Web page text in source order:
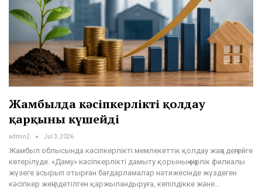
Жамбылда кәсіпкерлікті қолдау
қарқыны күшейді
admin2 Jul 3, 2026
Жамбыл облысында кәсіпкерлікті мемлекеттік қолдау жаңа деңгейге
көтерілуде. «Даму» кәсіпкерлікті дамыту қорының өңірлік филиалы
жүзеге асырып отырған бағдарламалар нәтижесінде жүздеген
кәсіпкер жеңілдетілген қаржыландыруға, кепілдікке және…